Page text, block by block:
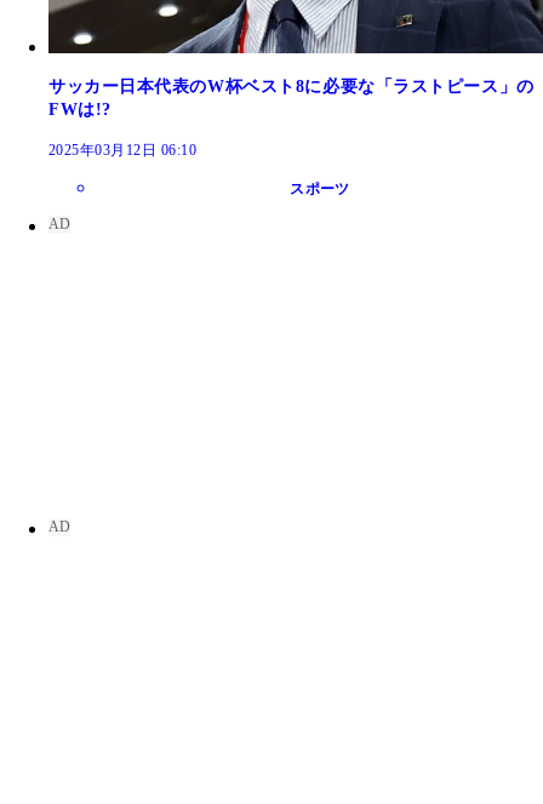
サッカー日本代表のW杯ベスト8に必要な「ラストピース」の
FWは!?
2025年03月12日 06:10
スポーツ